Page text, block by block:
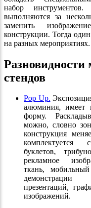
набор
выполняются за
заменить
конструкции. Тогда
на разных мероприятиях.
стендов
Pop Up.
алюминия, имеет
форму.
можно, словно
конструкция
комплектуется
буклетов,
рекламное
ткань,
презентаций,
изображений.